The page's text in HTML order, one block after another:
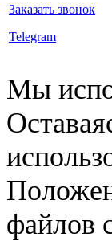
Заказать звонок
Telegram
Мы
файлов